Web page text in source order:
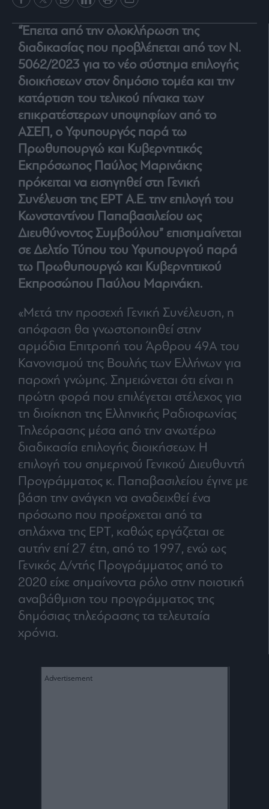
Rumors
ESG
Today
Mononews2030
Άρθρα
Συνεντεύξεις
Les
Bons
Vivants
Life
&
Style
Υγεία
Architecture
Design
Fashion
&
Art
Watches
Yachts
Table
For
Two
Μετοχές
Αγορές
Trader's
book
Hold-
Sell
The
Value
Investor
Crypto
Χρηματιστηριακές
“Έπειτα από την ολοκλήρωση της
διαδικασίας που προβλέπεται από τον Ν.
5062/2023 για το νέο σύστημα επιλογής
διοικήσεων στον δημόσιο τομέα και την
κατάρτιση του τελικού πίνακα των
επικρατέστερων υποψηφίων από το
ΑΣΕΠ, ο Υφυπουργός παρά τω
Πρωθυπουργώ και Κυβερνητικός
Εκπρόσωπος Παύλος Μαρινάκης
πρόκειται να εισηγηθεί στη Γενική
Συνέλευση της ΕΡΤ Α.Ε. την επιλογή του
Κωνσταντίνου Παπαβασιλείου ως
Διευθύνοντος Συμβούλου” επισημαίνεται
σε Δελτίο Τύπου του Υφυπουργού παρά
τω Πρωθυπουργώ και Κυβερνητικού
Εκπροσώπου Παύλου Μαρινάκη.
«Μετά την προσεχή Γενική Συνέλευση, η
απόφαση θα γνωστοποιηθεί στην
αρμόδια Επιτροπή του Άρθρου 49Α του
Κανονισμού της Βουλής των Ελλήνων για
παροχή γνώμης. Σημειώνεται ότι είναι η
πρώτη φορά που επιλέγεται στέλεχος για
τη διοίκηση της Ελληνικής Ραδιοφωνίας
Τηλεόρασης μέσα από την ανωτέρω
διαδικασία επιλογής διοικήσεων. Η
επιλογή του σημερινού Γενικού Διευθυντή
Προγράμματος κ. Παπαβασιλείου έγινε με
βάση την ανάγκη να αναδειχθεί ένα
πρόσωπο που προέρχεται από τα
σπλάχνα της ΕΡΤ, καθώς εργάζεται σε
αυτήν επί 27 έτη, από το 1997, ενώ ως
Γενικός Δ/ντής Προγράμματος από το
2020 είχε σημαίνοντα ρόλο στην ποιοτική
αναβάθμιση του προγράμματος της
δημόσιας τηλεόρασης τα τελευταία
χρόνια.